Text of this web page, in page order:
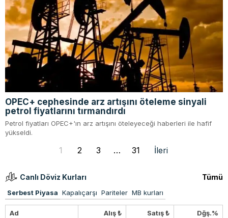
OPEC+ cephesinde arz artışını öteleme sinyali
petrol fiyatlarını tırmandırdı
Petrol fiyatları OPEC+'ın arz artışını öteleyeceği haberleri ile hafif
yükseldi.
1 2 3 … 31 İleri
Canlı Döviz Kurları Tümü
Serbest Piyasa Kapalıçarşı Pariteler MB kurları
Ad Alış ₺ Satış ₺ Dğş.%